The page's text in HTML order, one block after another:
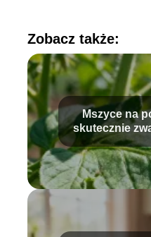
Zobacz także:
Mszyce na
skutecznie